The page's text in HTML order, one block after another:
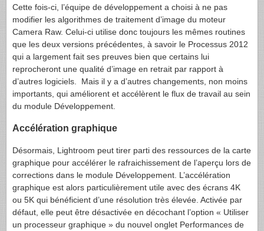
Cette fois-ci, l’équipe de développement a choisi à ne pas
modifier les algorithmes de traitement d’image du moteur
Camera Raw. Celui-ci utilise donc toujours les mêmes routines
que les deux versions précédentes, à savoir le Processus 2012
qui a largement fait ses preuves bien que certains lui
reprocheront une qualité d’image en retrait par rapport à
d’autres logiciels. Mais il y a d’autres changements, non moins
importants, qui améliorent et accélèrent le flux de travail au sein
du module Développement.
Accélération graphique
Désormais, Lightroom peut tirer parti des ressources de la carte
graphique pour accélérer le rafraichissement de l’aperçu lors de
corrections dans le module Développement. L’accélération
graphique est alors particulièrement utile avec des écrans 4K
ou 5K qui bénéficient d’une résolution très élevée. Activée par
défaut, elle peut être désactivée en décochant l’option « Utiliser
un processeur graphique » du nouvel onglet Performances de